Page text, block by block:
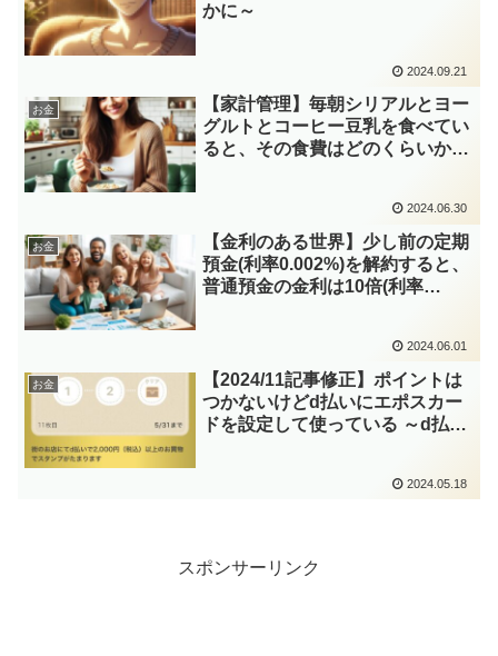
かに～
2024.09.21
お金
【家計管理】毎朝シリアルとヨー
グルトとコーヒー豆乳を食べてい
ると、その食費はどのくらいか計
2024.06.30
お金
【金利のある世界】少し前の定期
預金(利率0.002%)を解約すると、
普通預金の金利は10倍(利率
2024.06.01
お金
【2024/11記事修正】ポイントは
つかないけどd払いにエポスカー
ドを設定して使っている ～d払い
2024.05.18
スポンサーリンク